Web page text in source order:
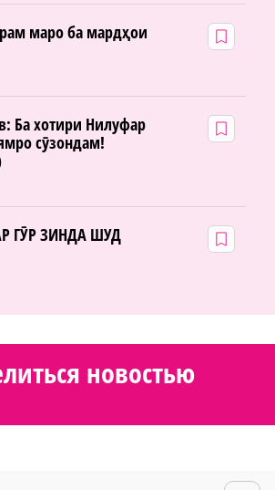
маро ба мардҳои
Ба хотири Нилуфар
сӯзондам!
ГӮР ЗИНДА ШУД
новостью